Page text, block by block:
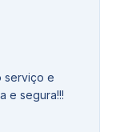
serviço e
e segura!!!